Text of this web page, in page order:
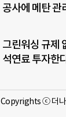
공사에 메탄 관
그린워싱 규제
석연료 투자한
Copyrights ⓒ 더